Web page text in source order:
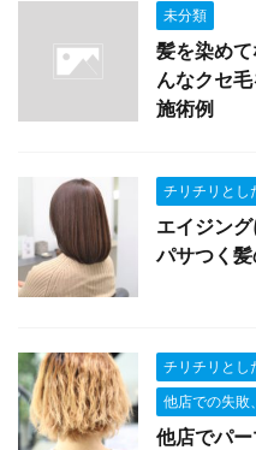
未分類
髪を染め
んなクセ
施術例
チリチリとし
エイジン
パサつく
チリチリとし
他店での失敗
他店でパ